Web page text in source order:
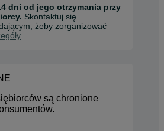
dni od jego otrzymania przy
Skontaktuj się
żeby zorganizować
są chronione